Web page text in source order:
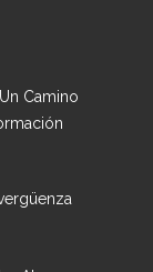
Camino